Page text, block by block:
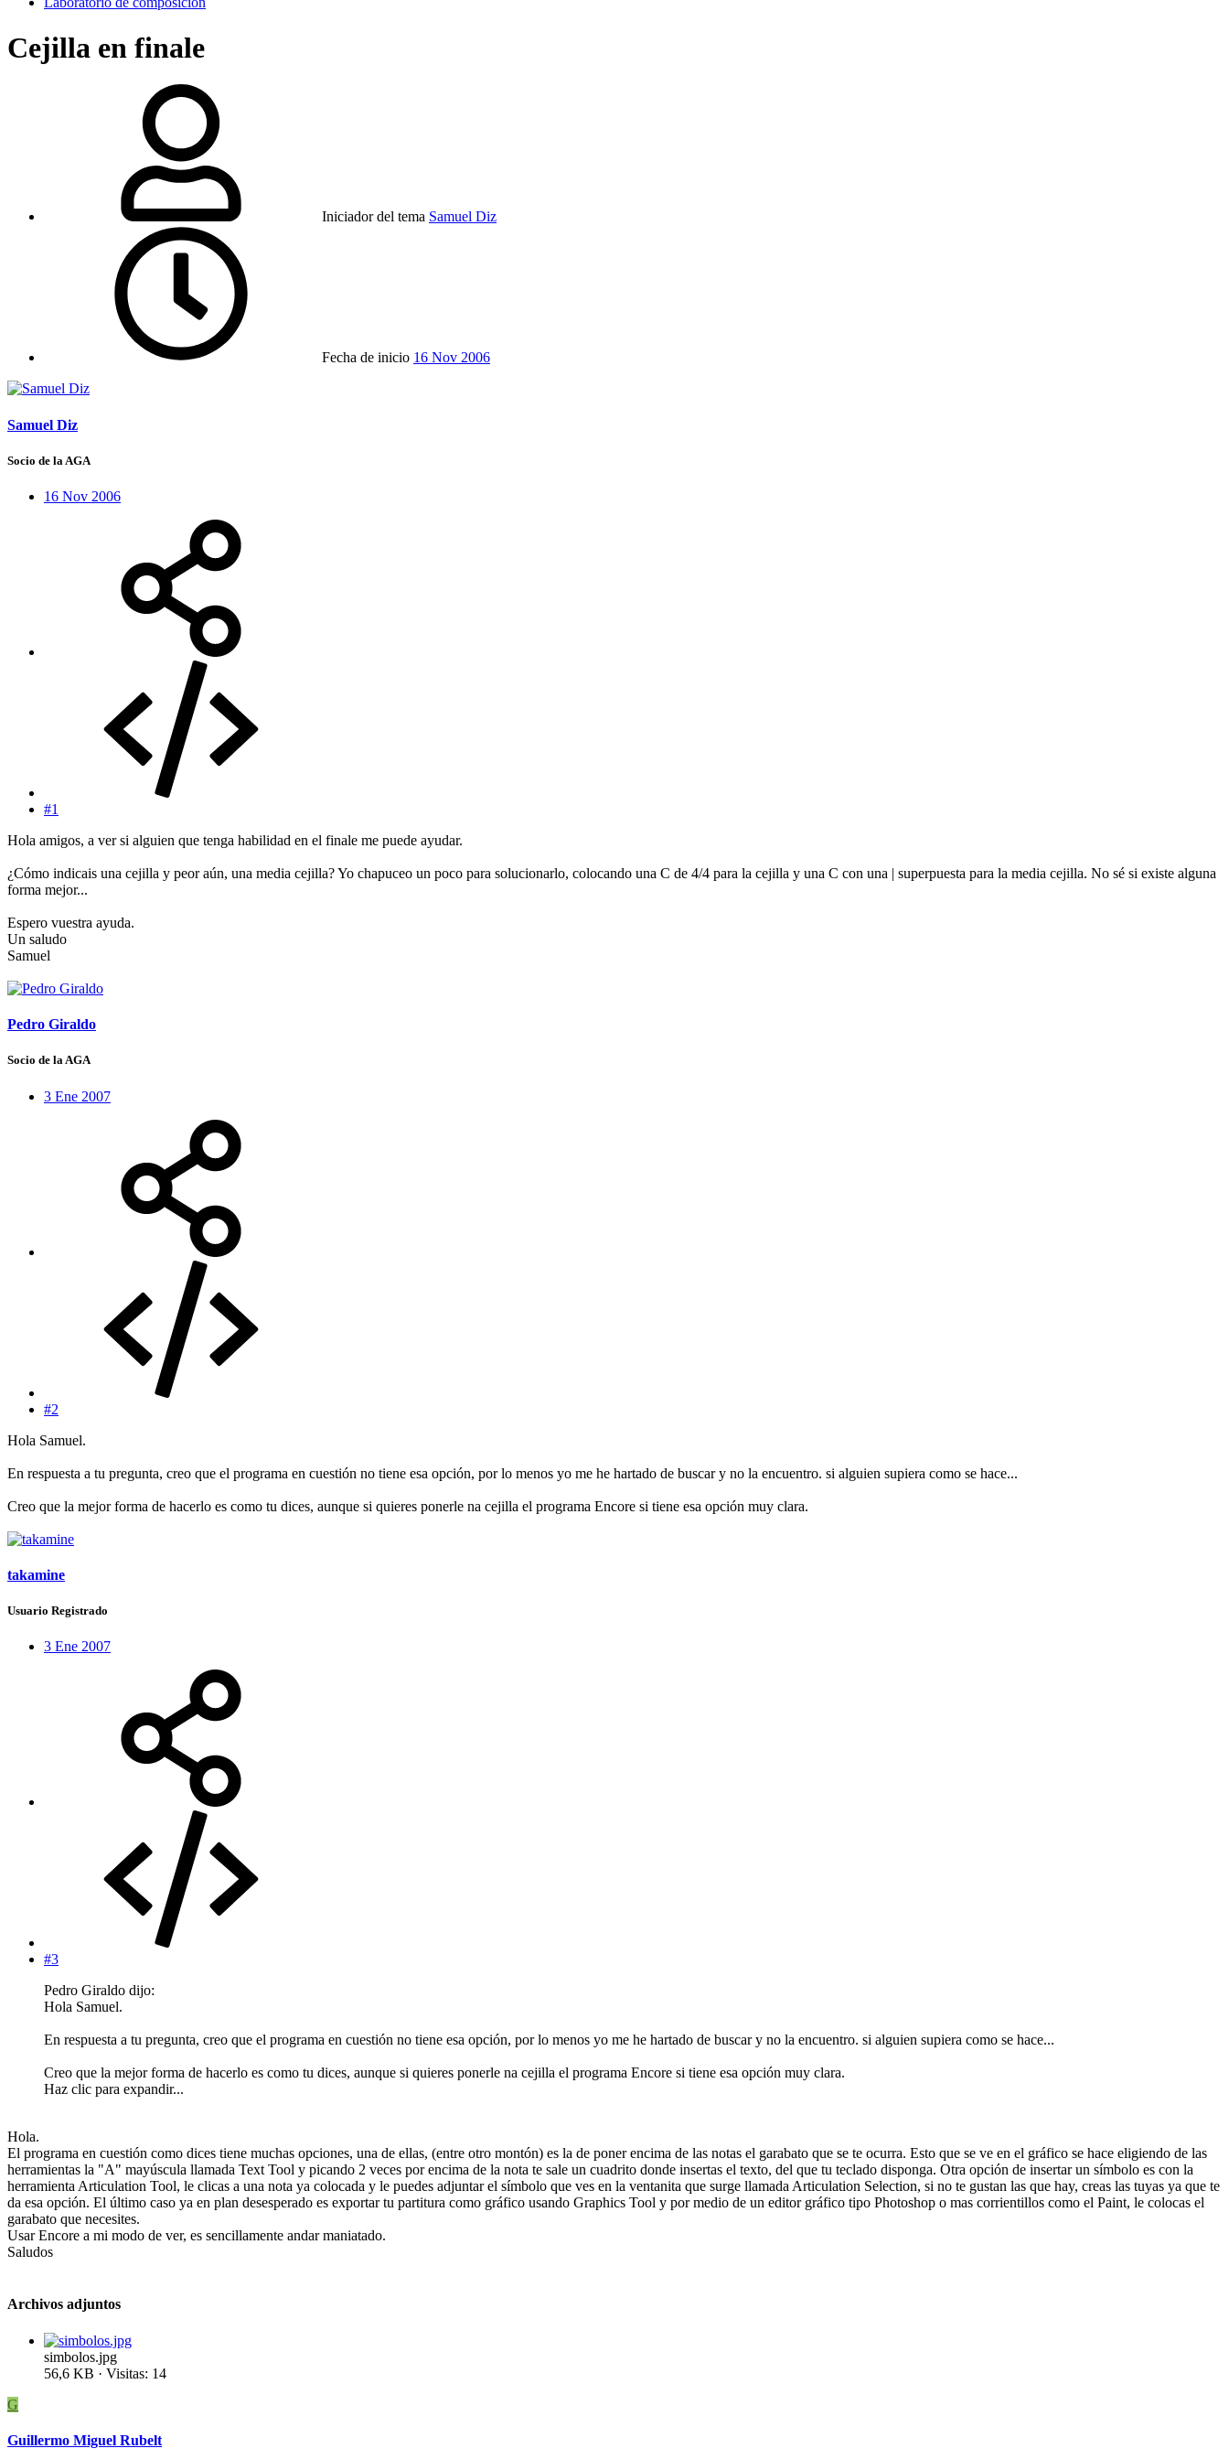
Cejilla en finale
Iniciador del tema Samuel Diz
Fecha de inicio 16 Nov 2006
Samuel Diz
Socio de la AGA
16 Nov 2006
#1
Hola amigos, a ver si alguien que tenga habilidad en el finale me puede ayudar.
¿Cómo indicais una cejilla y peor aún, una media cejilla? Yo chapuceo un poco para solucionarlo, colocando una C de 4/4 para la cejilla y una C con una | superpuesta para la media cejilla. No sé si existe alguna
forma mejor...
Espero vuestra ayuda.
Un saludo
Samuel
Pedro Giraldo
Socio de la AGA
3 Ene 2007
#2
Hola Samuel.
En respuesta a tu pregunta, creo que el programa en cuestión no tiene esa opción, por lo menos yo me he hartado de buscar y no la encuentro. si alguien supiera como se hace...
Creo que la mejor forma de hacerlo es como tu dices, aunque si quieres ponerle na cejilla el programa Encore si tiene esa opción muy clara.
takamine
Usuario Registrado
3 Ene 2007
#3
Pedro Giraldo dijo:
Hola Samuel.
En respuesta a tu pregunta, creo que el programa en cuestión no tiene esa opción, por lo menos yo me he hartado de buscar y no la encuentro. si alguien supiera como se hace...
Creo que la mejor forma de hacerlo es como tu dices, aunque si quieres ponerle na cejilla el programa Encore si tiene esa opción muy clara.
Haz clic para expandir...
Hola.
El programa en cuestión como dices tiene muchas opciones, una de ellas, (entre otro montón) es la de poner encima de las notas el garabato que se te ocurra. Esto que se ve en el gráfico se hace eligiendo de las
herramientas la "A" mayúscula llamada Text Tool y picando 2 veces por encima de la nota te sale un cuadrito donde insertas el texto, del que tu teclado disponga. Otra opción de insertar un símbolo es con la
herramienta Articulation Tool, le clicas a una nota ya colocada y le puedes adjuntar el símbolo que ves en la ventanita que surge llamada Articulation Selection, si no te gustan las que hay, creas las tuyas ya que te
da esa opción. El último caso ya en plan desesperado es exportar tu partitura como gráfico usando Graphics Tool y por medio de un editor gráfico tipo Photoshop o mas corrientillos como el Paint, le colocas el
garabato que necesites.
Usar Encore a mi modo de ver, es sencillamente andar maniatado.
Saludos
Archivos adjuntos
simbolos.jpg
56,6 KB · Visitas: 14
G
Guillermo Miguel Rubelt